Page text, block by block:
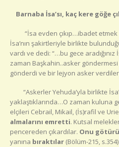
Barnaba İsa’sı, kaç kere göğe
“İsa evden çıkıp…ibadet etmek
İsa’nın şakirtleriyle birlikte
vardı ve dedi: “…bu gece aradığınız
zaman Başkahin..asker göndermesi
gönderdi ve bir lejyon asker
“Askerler Yehuda’yla birlikte
yaklaştıklarında…O zaman kuluna
elçileri Cebrail, Mikail, (İs)rafil ve
almalarını emretti. Kutsal
pencereden çıkardılar. Onu
yanına bıraktılar (Bölüm-215, s.354)